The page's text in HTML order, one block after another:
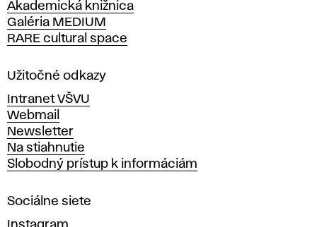
š
k
o
a
ý
t
v
a
r
ý
c
Akademická knižnica
Galéria MEDIUM
RARE cultural space
Užitočné odkazy
Intranet VŠVU
Webmail
Newsletter
Na stiahnutie
Slobodný prístup k informáciám
Sociálne siete